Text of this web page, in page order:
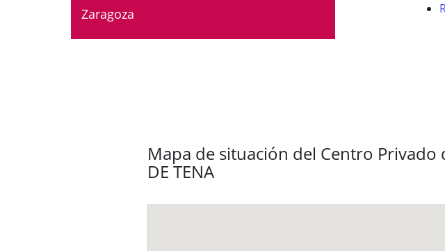
Zaragoza
Mapa de situación del Centro Privado
DE TENA